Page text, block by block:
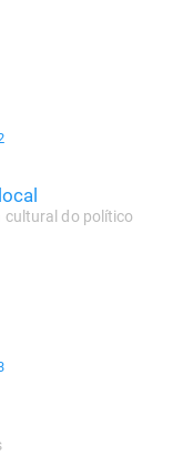
cultural do político